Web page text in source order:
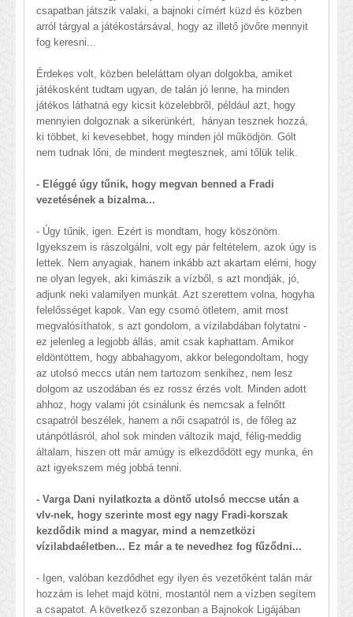
csapatban játszik valaki, a bajnoki címért küzd és közben
arról tárgyal a játékostársával, hogy az illető jövőre mennyit
fog keresni...
Érdekes volt, közben beleláttam olyan dolgokba, amiket
játékosként tudtam ugyan, de talán jó lenne, ha minden
játékos láthatná egy kicsit közelebbről, például azt, hogy
mennyien dolgoznak a sikerünkért, hányan tesznek hozzá,
ki többet, ki kevesebbet, hogy minden jól működjön. Gólt
nem tudnak lőni, de mindent megtesznek, ami tőlük telik.
- Eléggé úgy tűnik, hogy megvan benned a Fradi
vezetésének a bizalma...
- Úgy tűnik, igen. Ezért is mondtam, hogy köszönöm.
Igyekszem is rászolgálni, volt egy pár feltételem, azok úgy is
lettek. Nem anyagiak, hanem inkább azt akartam elérni, hogy
ne olyan legyek, aki kimászik a vízből, s azt mondják, jó,
adjunk neki valamilyen munkát. Azt szerettem volna, hogyha
felelősséget kapok. Van egy csomó ötletem, amit most
megvalósíthatok, s azt gondolom, a vízilabdában folytatni -
ez jelenleg a legjobb állás, amit csak kaphattam. Amikor
eldöntöttem, hogy abbahagyom, akkor belegondoltam, hogy
az utolsó meccs után nem tartozom senkihez, nem lesz
dolgom az uszodában és ez rossz érzés volt. Minden adott
ahhoz, hogy valami jót csinálunk és nemcsak a felnőtt
csapatról beszélek, hanem a női csapatról is, de főleg az
utánpótlásról, ahol sok minden változik majd, félig-meddig
általam, hiszen ott már amúgy is elkezdődött egy munka, én
azt igyekszem még jobbá tenni.
- Varga Dani nyilatkozta a döntő utolsó meccse után a
vlv-nek, hogy szerinte most egy nagy Fradi-korszak
kezdődik mind a magyar, mind a nemzetközi
vízilabdaéletben... Ez már a te nevedhez fog fűződni...
- Igen, valóban kezdődhet egy ilyen és vezetőként talán már
hozzám is lehet majd kötni, mostantól nem a vízben segítem
a csapatot. A következő szezonban a Bajnokok Ligájában